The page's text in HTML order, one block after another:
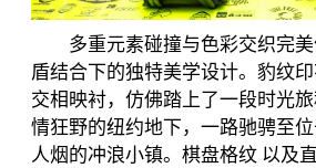
多重元素碰撞与色彩交织完美
盾结合下的独特美学设计。豹纹
交相映衬，仿佛踏上了一段时光
情狂野的纽约地下，一路驰骋至
人烟的冲浪小镇。棋盘格纹 以及